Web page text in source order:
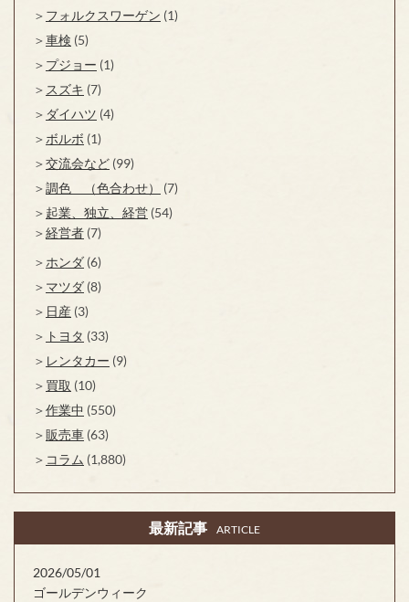
フォルクスワーゲン (1)
車検 (5)
プジョー (1)
スズキ (7)
ダイハツ (4)
ボルボ (1)
交流会など (99)
調色 （色合わせ）
(7)
起業、独立、経営 (54)
経営者 (7)
ホンダ (6)
マツダ (8)
日産 (3)
トヨタ (33)
レンタカー (9)
買取 (10)
作業中 (550)
販売車 (63)
コラム (1,880)
最新記事 ARTICLE
2026/05/01
ゴールデンウィーク